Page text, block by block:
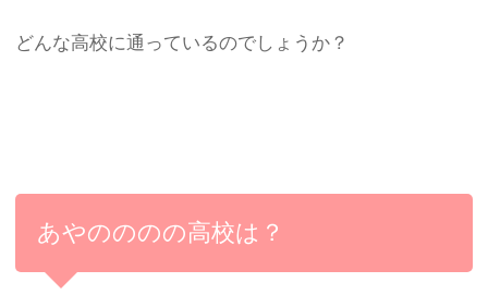
どんな高校に通っているのでしょうか？
あやのののの高校は？